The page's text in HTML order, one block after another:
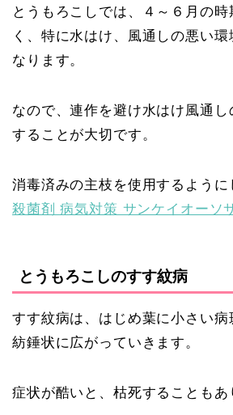
とうもろこしでは、４～６月の
く、特に水はけ、風通しの悪い環
なります。
なので、連作を避け水はけ風通
することが大切です。
消毒済みの主枝を使用するように
殺菌剤 病気対策 サンケイオーソ
とうもろこしのすす紋病
すす紋病は、はじめ葉に小さい
紡錘状に広がっていきます。
症状が酷いと、枯死することもあ